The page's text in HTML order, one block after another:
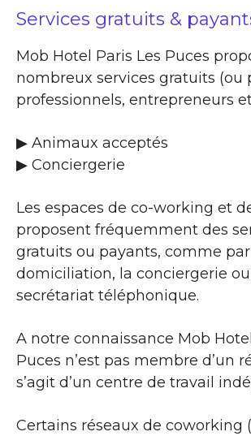
Services gratuits &
Mob Hotel Paris Les Puces
nombreux services gratuits (ou
professionnels, entrepreneurs
▶​ Animaux acceptés
▶​ Conciergerie
Les espaces de co-working et
proposent fréquemment des
gratuits ou payants, comme
domiciliation, la conciergerie
secrétariat téléphonique.
A notre connaissance Mob
Puces n’est pas membre d’un
s’agit d’un centre de travail
Certains réseaux de coworking